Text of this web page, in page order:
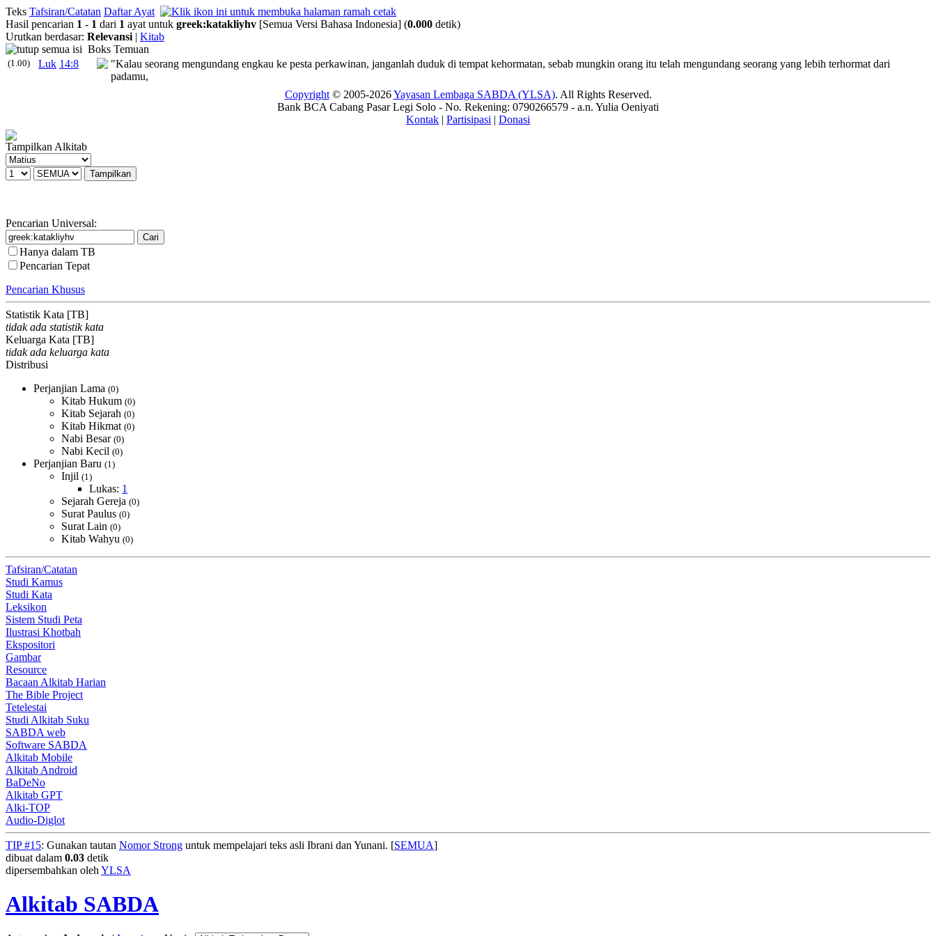
Teks Tafsiran/Catatan Daftar Ayat
Hasil pencarian 1 - 1 dari 1 ayat untuk greek:katakliyhv [Semua Versi Bahasa Indonesia] (0.000 detik)
Urutkan berdasar: Relevansi | Kitab
Boks Temuan
(1.00) Luk 14:8
"Kalau seorang mengundang engkau ke pesta perkawinan, janganlah duduk di tempat kehormatan, sebab mungkin orang itu telah mengundang seorang yang lebih terhormat dari
padamu,
Copyright© 2005-2026Yayasan Lembaga SABDA (YLSA). All Rights Reserved.
Bank BCA Cabang Pasar Legi Solo - No. Rekening: 0790266579 - a.n. Yulia Oeniyati
Kontak | Partisipasi | Donasi
Tampilkan Alkitab
Pencarian Universal:
Hanya dalam TB
Pencarian Tepat
Pencarian Khusus
Statistik Kata [TB]
tidak ada statistik kata
Keluarga Kata [TB]
tidak ada keluarga kata
Distribusi
Perjanjian Lama (0)
Kitab Hukum (0)
Kitab Sejarah (0)
Kitab Hikmat (0)
Nabi Besar (0)
Nabi Kecil (0)
Perjanjian Baru (1)
Injil (1)
Lukas: 1
Sejarah Gereja (0)
Surat Paulus (0)
Surat Lain (0)
Kitab Wahyu (0)
Tafsiran/Catatan
Studi Kamus
Studi Kata
Leksikon
Sistem Studi Peta
Ilustrasi Khotbah
Ekspositori
Gambar
Resource
Bacaan Alkitab Harian
The Bible Project
Tetelestai
Studi Alkitab Suku
SABDA web
Software SABDA
Alkitab Mobile
Alkitab Android
BaDeNo
Alkitab GPT
Alki-TOP
Audio-Diglot
TIP #15: Gunakan tautan Nomor Strong untuk mempelajari teks asli Ibrani dan Yunani. [SEMUA]
dibuat dalam 0.03 detik
dipersembahkan oleh YLSA
Alkitab SABDA